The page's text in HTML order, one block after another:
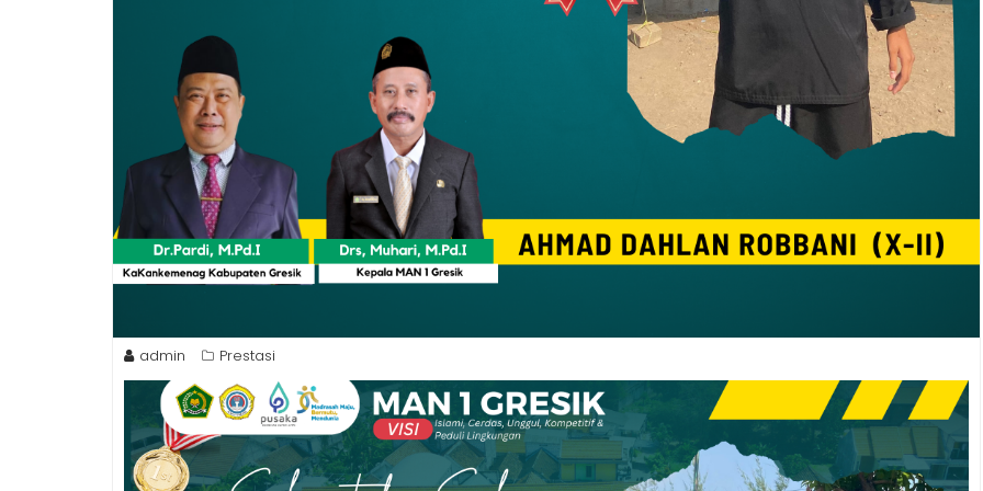
admin Prestasi